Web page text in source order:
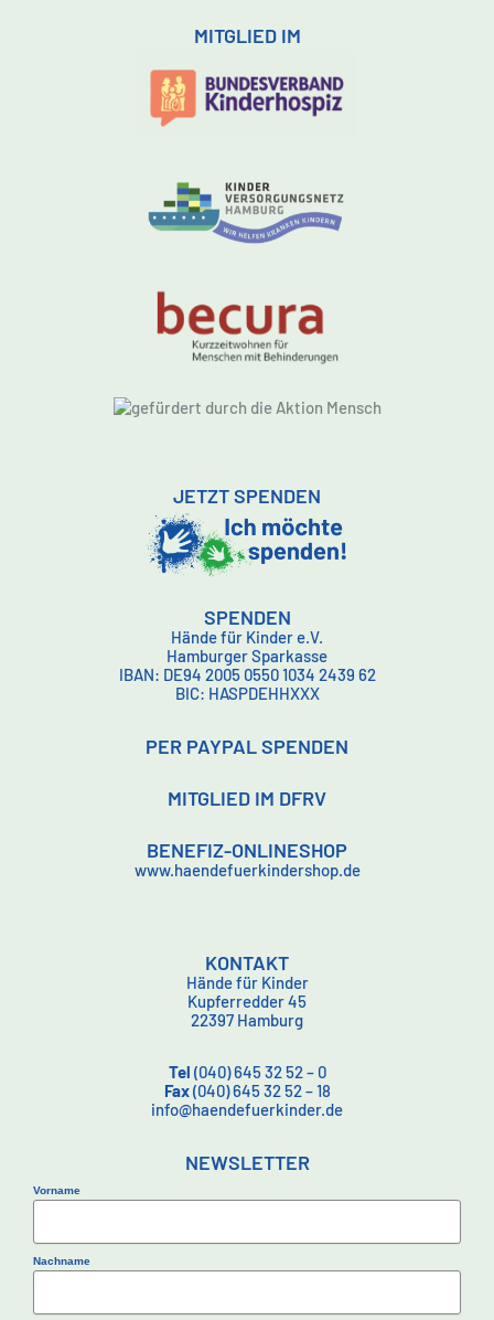
MITGLIED IM
JETZT SPENDEN
SPENDEN
Hände für Kinder e.V.
Hamburger Sparkasse
IBAN: DE94 2005 0550 1034 2439 62
BIC: HASPDEHHXXX
PER PAYPAL SPENDEN
MITGLIED IM DFRV
BENEFIZ-ONLINESHOP
www.haendefuerkindershop.de
KONTAKT
Hände für Kinder
Kupferredder 45
22397 Hamburg
Tel (040) 645 32 52 – 0
Fax(040) 645 32 52 – 18
info@haendefuerkinder.de
NEWSLETTER
Vorname
Nachname